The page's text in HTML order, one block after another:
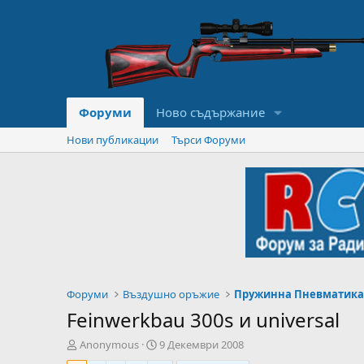
Форуми Ново съдържание
Нови публикации Търси Форуми
Форуми Въздушно оръжие Пружинна Пневматика
Feinwerkbau 300s и universal
А
в
Anonymous
Н
а
9 Декември 2008